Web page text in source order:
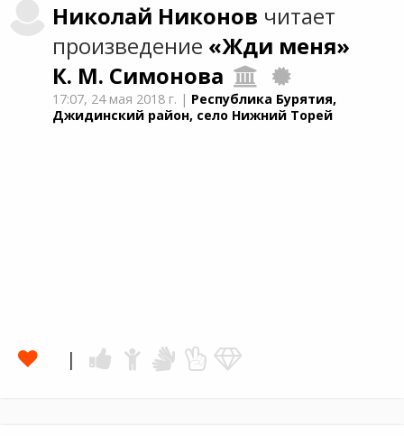
Николай Никонов читает
произведение «Жди меня»
К. М. Симонова
17:07, 24 мая 2018 г. | Республика Бурятия,
Джидинский район, село Нижний Торей